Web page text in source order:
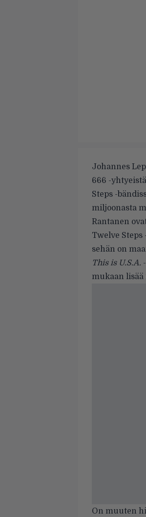
Johannes
666 -
Steps -
miljoonasta
Rantanen
Twelve
sehän on
This is U.S.A.
mukaan lisää
On muuten